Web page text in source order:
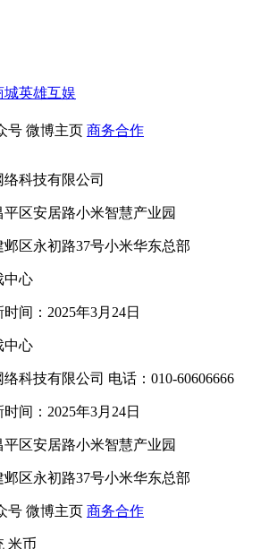
城英雄互娱
号 微博主页 商务合作
科技有限公司
区安居路小米智慧产业园
区永初路37号小米华东总部
中心
间：2025年3月24日
中心
科技有限公司 电话：010-60606666
间：2025年3月24日
区安居路小米智慧产业园
区永初路37号小米华东总部
号 微博主页 商务合作
米币